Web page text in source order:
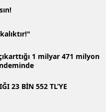
1 milyar 471 milyon
23 BİN 552 TL’YE